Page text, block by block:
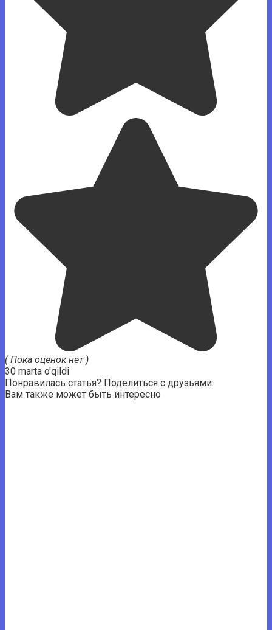
( Пока оценок нет )
30 marta o'qildi
Понравилась статья? Поделиться с друзьями:
Вам также может быть интересно